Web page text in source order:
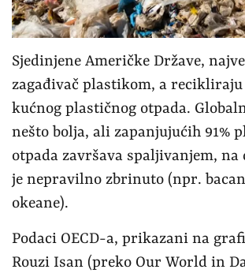
Sjedinjene Američke Države,
zagađivač plastikom, a recikliraju
kućnog plastičnog otpada.
nešto bolja, ali zapanjujućih 91%
otpada završava spaljivanjem,
je nepravilno zbrinuto (npr.
okeane).
Podaci OECD-a, prikazani na
Rouzi Isan (preko Our World in